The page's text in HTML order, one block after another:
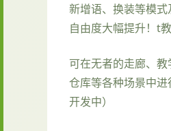
新增语、换装等模式
自由度大幅提升！t
可在无者的走廊、
仓库等各种场景中
开发中）